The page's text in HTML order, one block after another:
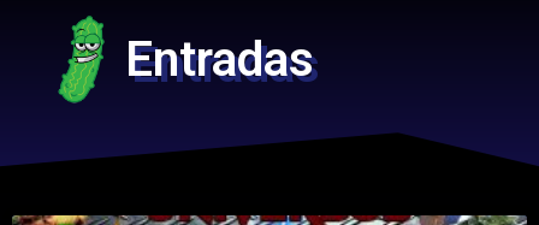
Entradas